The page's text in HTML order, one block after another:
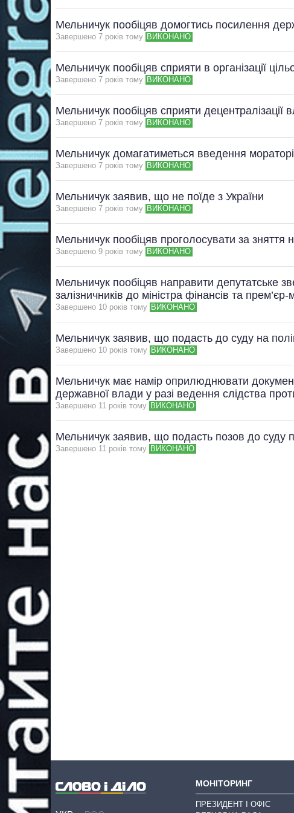
Мельничук пообіцяв домогтись посилення
Завершено 7 рокiв тому ВИКОНАНО
Мельничук пообіцяв сприяти в організації
Завершено 7 рокiв тому ВИКОНАНО
Мельничук пообіцяв сприяти децентралізації
Завершено 7 рокiв тому ВИКОНАНО
Мельничук домагатиметься введення
Завершено 7 рокiв тому ВИКОНАНО
Мельничук заявив, що не поїде з України
Завершено 7 рокiв тому ВИКОНАНО
Мельничук пообіцяв проголосувати за зняття
Завершено 9 рокiв тому ВИКОНАНО
Мельничук пообіцяв направити депутатське
залізничників до міністра фінансів та прем’єр-
Завершено 10 рокiв тому ВИКОНАНО
Мельничук заявив, що подасть до суду на
Завершено 10 рокiв тому ВИКОНАНО
Мельничук має намір оприлюднювати
державної влади у разі ведення слідства
Завершено 11 рокiв тому ВИКОНАНО
Мельничук заявив, що подасть позов до суду
Завершено 11 рокiв тому ВИКОНАНО
МОНІТОРИНГ
ПРЕЗИДЕНТ І ОФІС